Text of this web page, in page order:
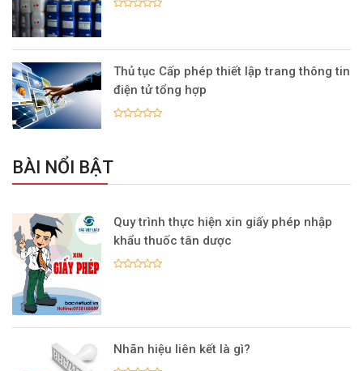
Thủ tục Cấp phép thiết lập trang thông tin
điện tử tổng hợp
BÀI NỔI BẬT
Quy trình thực hiện xin giấy phép nhập
khẩu thuốc tân dược
Nhãn hiệu liên kết là gì?